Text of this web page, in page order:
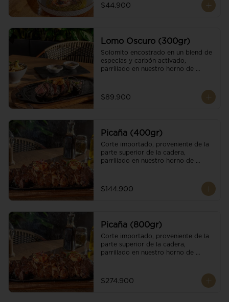
$44.900
Lomo Oscuro (300gr)
Solomito encostrado en un blend de
especias y carbón activado,
parrillado en nuestro horno de
mantequilla de ajo y pimientos.
Acompañado de salsa criolla y una
$89.900
Picaña (400gr)
Corte importado, proveniente de la
parte superior de la cadera,
parrillado en nuestro horno de
Acompañado de salsa criolla de la
casa.
$144.900
Picaña (800gr)
Corte importado, proveniente de la
parte superior de la cadera,
parrillado en nuestro horno de
Acompañado de salsa criolla de la
casa.
$274.900